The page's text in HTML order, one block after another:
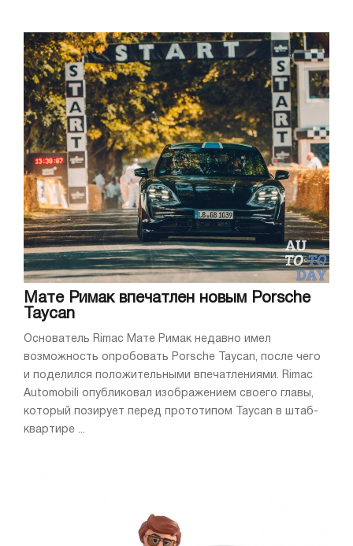
Мате Римак впечатлен новым Porsche
Taycan
Основатель Rimac Мате Римак недавно имел
возможность опробовать Porsche Taycan, после чего
и поделился положительными впечатлениями. Rimac
Automobili опубликовал изображением своего главы,
который позирует перед прототипом Taycan в штаб-
квартире ...